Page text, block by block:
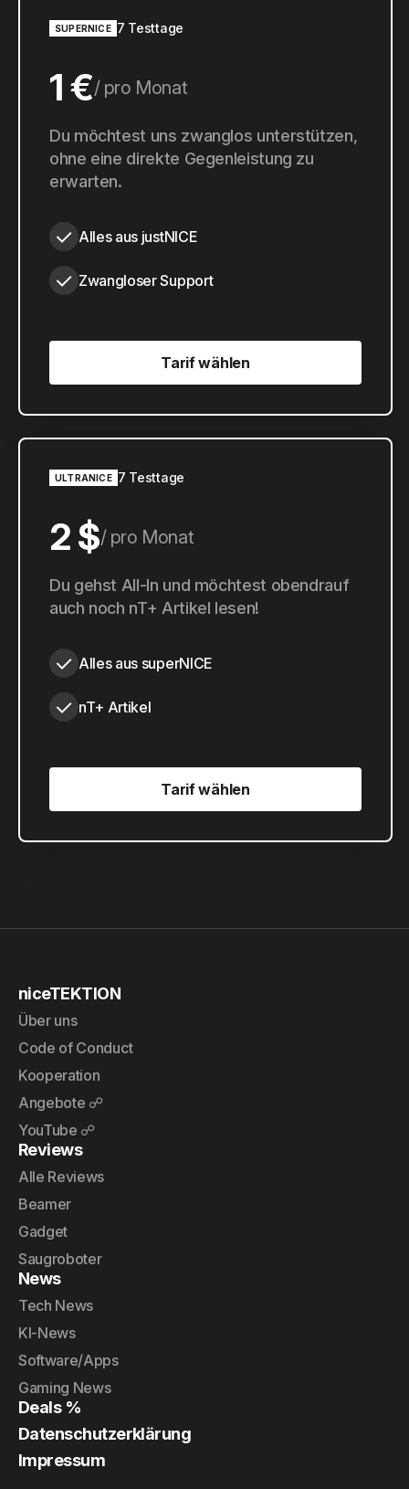
SUPERNICE 7 Testtage
1 € pro Monat
10 € pro Jahr
Du möchtest uns zwanglos unterstützen,
ohne eine direkte Gegenleistung zu
erwarten.
Alles aus justNICE
Zwangloser Support
Tarif wählen
Tarif wählen
ULTRANICE 7 Testtage
2 $ pro Monat
20 $ pro Jahr
Du gehst All-In und möchtest obendrauf
auch noch nT+ Artikel lesen!
Alles aus superNICE
nT+ Artikel
Tarif wählen
Tarif wählen
niceTEKTION
Über uns
Code of Conduct
Kooperation
Angebote ☍
YouTube ☍
Reviews
Alle Reviews
Beamer
Gadget
Saugroboter
News
Tech News
KI-News
Software/Apps
Gaming News
Deals %
Datenschutzerklärung
Impressum